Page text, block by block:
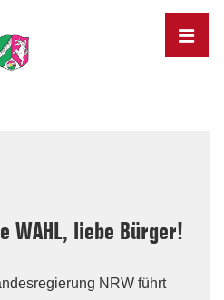
MENU
WAHL, liebe Bürger!
NRW führt